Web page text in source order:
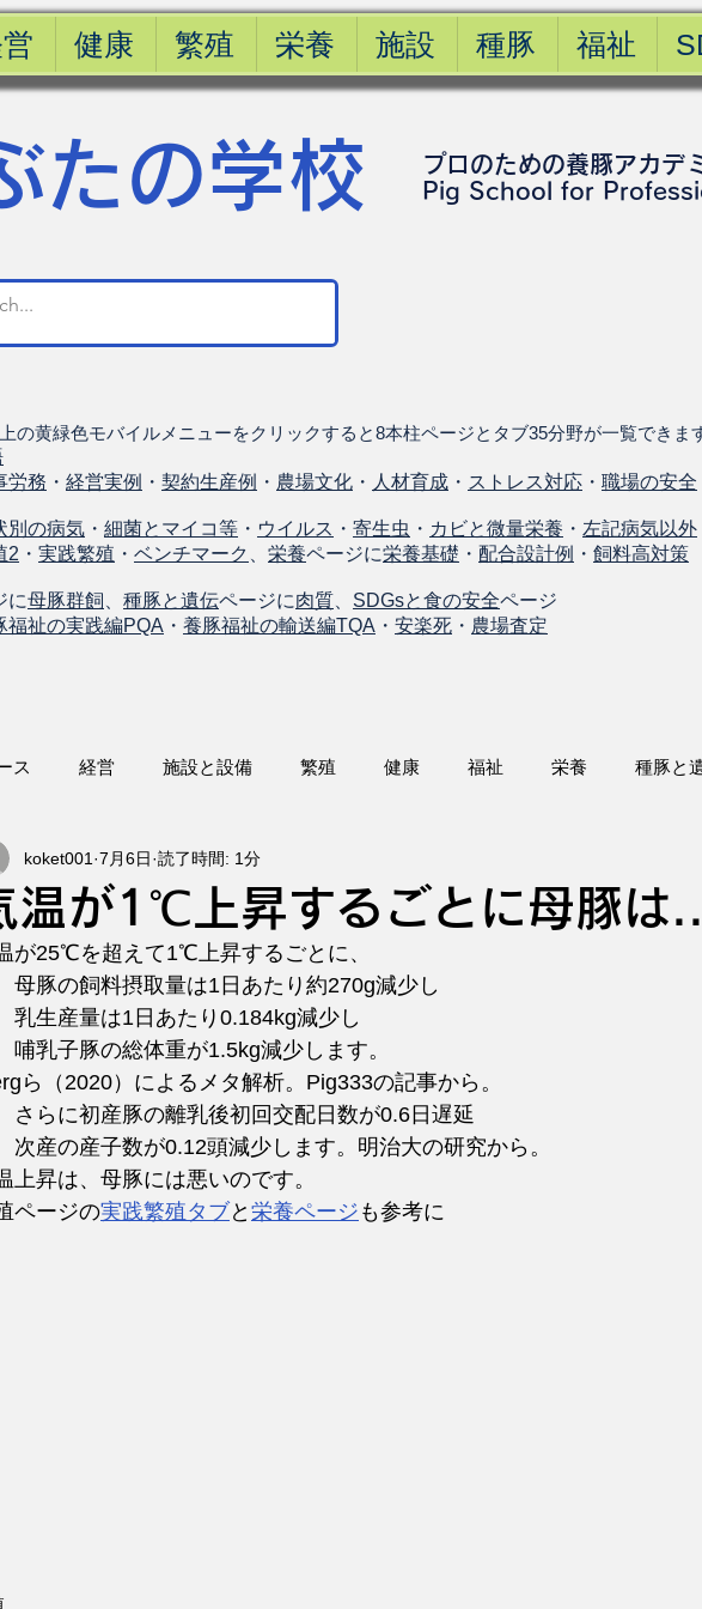
健康 繁殖 栄養 施設 種豚 福祉
たの学校
プロのための養豚アカデ
​Pig School for
の黄緑色モバイルメニューをクリックすると8本柱ページとタブ35分野が一覧でき
労務 ・ 経営実例 ・ 契約生産例 ・ 農場文化 ・ 人材育成 ・ ストレス対応 ・ 職場の安全
別の病気 ・ 細菌とマイコ等 ・ ウイルス ・ 寄生虫 ・ カビと微量栄養 ・ 左記病気以外
2 ・ 実践繁殖 ・ ベンチマーク 栄養ページに栄養基礎 ・ 配合設計例 ・ 飼料高対策
に母豚群飼 種豚と遺伝ページに肉質 SDGsと食の安全ページ
福祉の実践編PQA ・ 養豚福祉の輸送編TQA ・ 安楽死 ・ 農場査定
ス 経営 施設と設備 繁殖 健康 福祉 栄養 種豚と
温が1℃上昇するごとに母豚は
koket001 7月6日 読了時間: 1分
が25℃を超えて1℃上昇するごとに、
母豚の飼料摂取量は1日あたり約270g減少し
乳生産量は1日あたり0.184kg減少し
哺乳子豚の総体重が1.5kg減少します。
ら（2020）によるメタ解析。Pig333の記事から。
さらに初産豚の離乳後初回交配日数が0.6日遅延
次産の産子数が0.12頭減少します。明治大の研究から。
上昇は、母豚には悪いのです。
ページの実践繁殖タブ と 栄養ページ も参考に